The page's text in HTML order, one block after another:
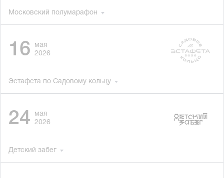
Московский полумарафон
16
мая
2026
Эстафета по Садовому кольцу
24
мая
2026
Детский забег